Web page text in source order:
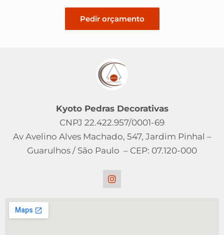
Pedir orçamento
Kyoto Pedras Decorativas
CNPJ 22.422.957/0001-69
Av Avelino Alves Machado, 547, Jardim Pinhal –
Guarulhos / São Paulo – CEP: 07.120-000